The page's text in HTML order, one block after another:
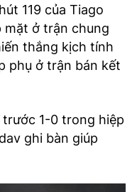
119 của Tiago
mặt ở trận chung
thắng kịch tính
phụ ở trận bán kết
trước 1-0 trong hiệp
ghi bàn giúp